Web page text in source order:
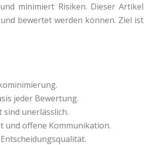
minimiert Risiken. Dieser Artikel
bewertet werden können. Ziel ist
jeder Bewertung.
unerlässlich.
und offene Kommunikation.